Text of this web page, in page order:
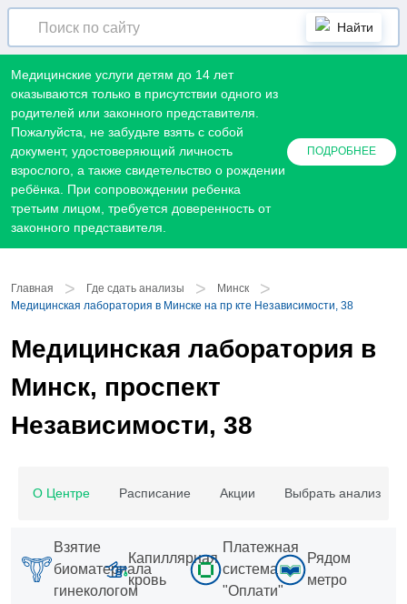
Найти
Медицинские услуги детям до 14 лет
оказываются только в присутствии одного из
родителей или законного представителя.
Пожалуйста, не забудьте взять с собой
документ, удостоверяющий личность
взрослого, а также свидетельство о рождении
ребёнка. При сопровождении ребенка
третьим лицом, требуется доверенность от
законного представителя.
ПОДРОБНЕЕ
Главная > Где сдать анализы > Минск >
Медицинская лаборатория в Минске на пр кте Независимости, 38
Медицинская лаборатория в
Минск, проспект
Независимости, 38
О Центре Расписание Акции Выбрать анализ
Взятие
биоматериала
гинекологом
Капиллярная
кровь
Платежная
система
"Оплати"
Рядом
метро